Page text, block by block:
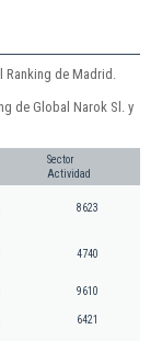
Ranking de Madrid.
de Global Narok Sl. y
Sector
Actividad
8623
4740
9610
6421